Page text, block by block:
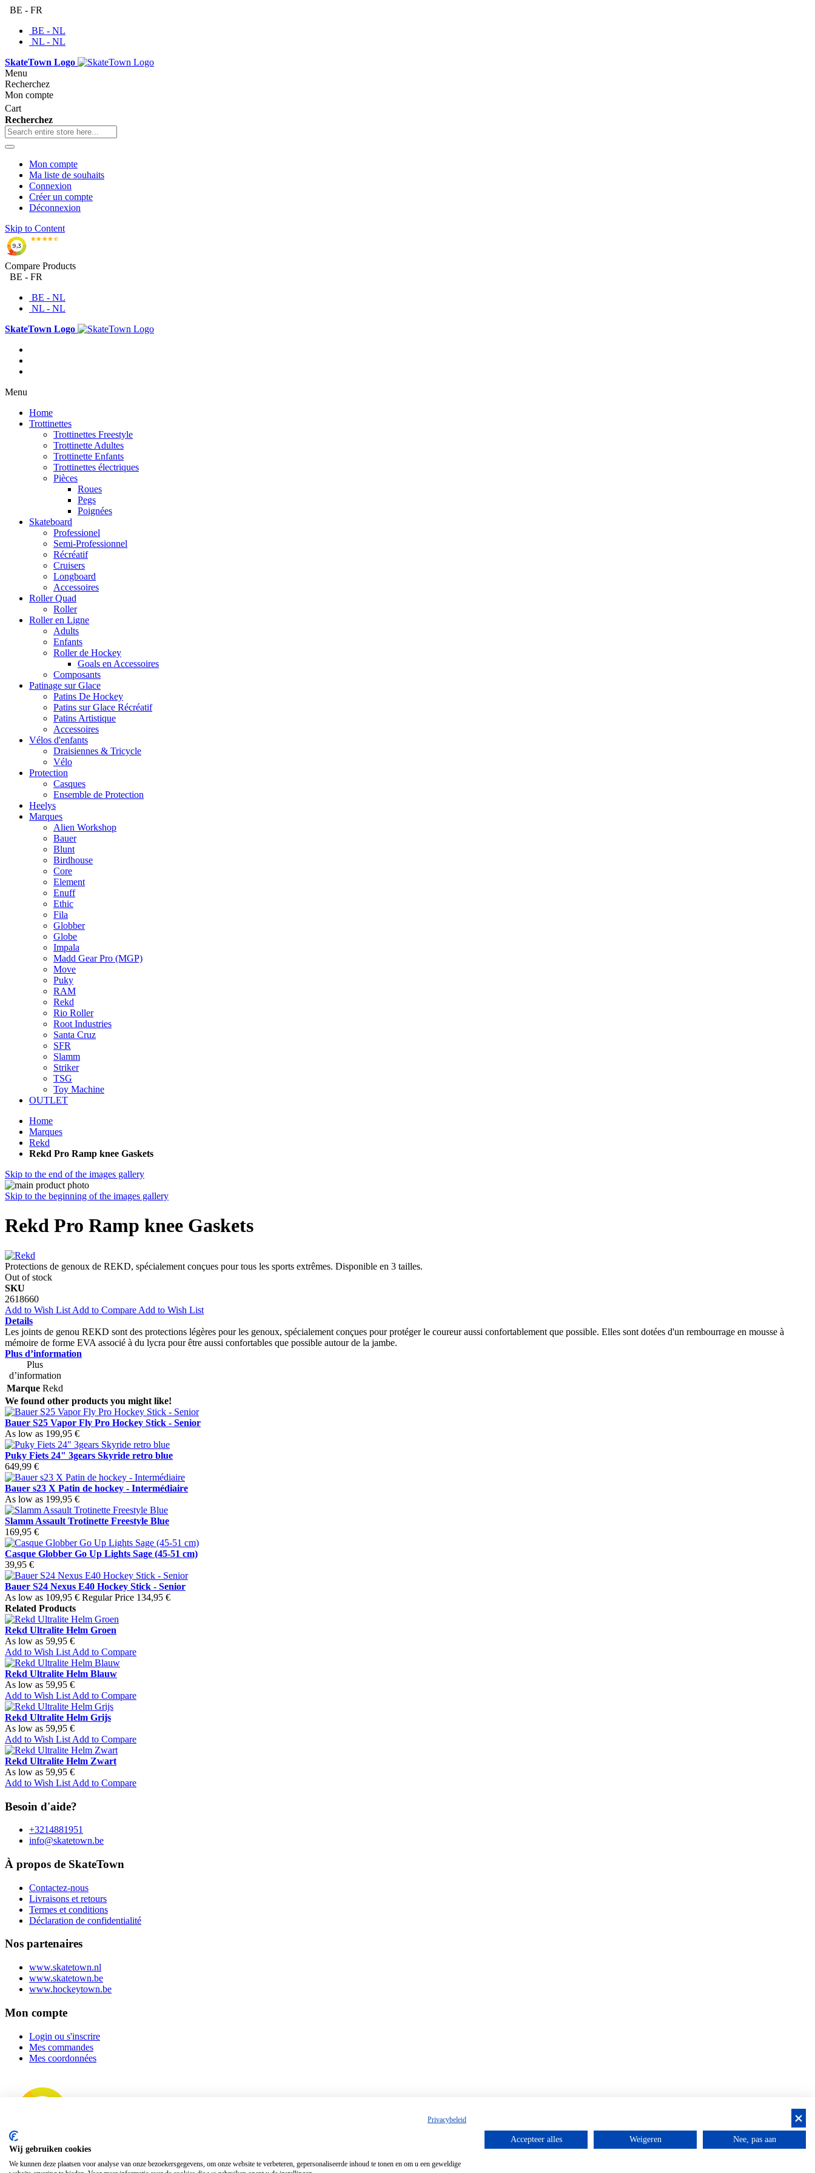
BE - FR
BE - NL
NL - NL
SkateTown Logo
Menu
Recherchez
Mon compte
Cart
Recherchez
Mon compte
Ma liste de souhaits
Connexion
Créer un compte
Déconnexion
Skip to Content
Compare Products
BE - FR
BE - NL
NL - NL
SkateTown Logo
Menu
Home
Trottinettes
Trottinettes Freestyle
Trottinette Adultes
Trottinette Enfants
Trottinettes électriques
Pièces
Roues
Pegs
Poignées
Skateboard
Professionel
Semi-Professionnel
Récréatif
Cruisers
Longboard
Accessoires
Roller Quad
Roller
Roller en Ligne
Adults
Enfants
Roller de Hockey
Goals en Accessoires
Composants
Patinage sur Glace
Patins De Hockey
Patins sur Glace Récréatif
Patins Artistique
Accessoires
Vélos d'enfants
Draisiennes & Tricycle
Vélo
Protection
Casques
Ensemble de Protection
Heelys
Marques
Alien Workshop
Bauer
Blunt
Birdhouse
Core
Element
Enuff
Ethic
Fila
Globber
Globe
Impala
Madd Gear Pro (MGP)
Move
Puky
RAM
Rekd
Rio Roller
Root Industries
Santa Cruz
SFR
Slamm
Striker
TSG
Toy Machine
OUTLET
Home
Marques
Rekd
Rekd Pro Ramp knee Gaskets
Skip to the end of the images gallery
Skip to the beginning of the images gallery
Rekd Pro Ramp knee Gaskets
Protections de genoux de REKD, spécialement conçues pour tous les sports extrêmes. Disponible en 3 tailles.
Out of stock
SKU
2618660
Add to Wish List Add to Compare Add to Wish List
Details
Les joints de genou REKD sont des protections légères pour les genoux, spécialement conçues pour protéger le coureur aussi confortablement que possible. Elles sont dotées d'un rembourrage en mousse à
mémoire de forme EVA associé à du lycra pour être aussi confortables que possible autour de la jambe.
Plus d’information
Plus
d’information
Marque Rekd
We found other products you might like!
Bauer S25 Vapor Fly Pro Hockey Stick - Senior
As low as 199,95 €
Puky Fiets 24" 3gears Skyride retro blue
649,99 €
Bauer s23 X Patin de hockey - Intermédiaire
As low as 199,95 €
Slamm Assault Trotinette Freestyle Blue
169,95 €
Casque Globber Go Up Lights Sage (45-51 cm)
39,95 €
Bauer S24 Nexus E40 Hockey Stick - Senior
As low as 109,95 € Regular Price 134,95 €
Related Products
Rekd Ultralite Helm Groen
As low as 59,95 €
Add to Wish List Add to Compare
Rekd Ultralite Helm Blauw
As low as 59,95 €
Add to Wish List Add to Compare
Rekd Ultralite Helm Grijs
As low as 59,95 €
Add to Wish List Add to Compare
Rekd Ultralite Helm Zwart
As low as 59,95 €
Add to Wish List Add to Compare
Besoin d'aide?
+3214881951
info@skatetown.be
À propos de SkateTown
Contactez-nous
Livraisons et retours
Termes et conditions
Déclaration de confidentialité
Nos partenaires
www.skatetown.nl
www.skatetown.be
www.hockeytown.be
Mon compte
Login ou s'inscrire
Mes commandes
Mes coordonnées
Privacybeleid
Wij gebruiken cookies
We kunnen deze plaatsen voor analyse van onze bezoekersgegevens, om onze website te verbeteren, gepersonaliseerde inhoud te tonen en om u een geweldige
Accepteer alles Weigeren Nee, pas aan